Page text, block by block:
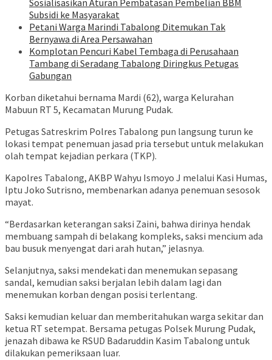
Sosialisasikan Aturan Pembatasan Pembelian BBM
Subsidi ke Masyarakat
Petani Warga Marindi Tabalong Ditemukan Tak
Bernyawa di Area Persawahan
Komplotan Pencuri Kabel Tembaga di Perusahaan
Tambang di Seradang Tabalong Diringkus Petugas
Gabungan
Korban diketahui bernama Mardi (62), warga Kelurahan
Mabuun RT 5, Kecamatan Murung Pudak.
Petugas Satreskrim Polres Tabalong pun langsung turun ke
lokasi tempat penemuan jasad pria tersebut untuk melakukan
olah tempat kejadian perkara (TKP).
Kapolres Tabalong, AKBP Wahyu Ismoyo J melalui Kasi Humas,
Iptu Joko Sutrisno, membenarkan adanya penemuan sesosok
mayat.
“Berdasarkan keterangan saksi Zaini, bahwa dirinya hendak
membuang sampah di belakang kompleks, saksi mencium ada
bau busuk menyengat dari arah hutan,” jelasnya.
Selanjutnya, saksi mendekati dan menemukan sepasang
sandal, kemudian saksi berjalan lebih dalam lagi dan
menemukan korban dengan posisi terlentang.
Saksi kemudian keluar dan memberitahukan warga sekitar dan
ketua RT setempat. Bersama petugas Polsek Murung Pudak,
jenazah dibawa ke RSUD Badaruddin Kasim Tabalong untuk
dilakukan pemeriksaan luar.